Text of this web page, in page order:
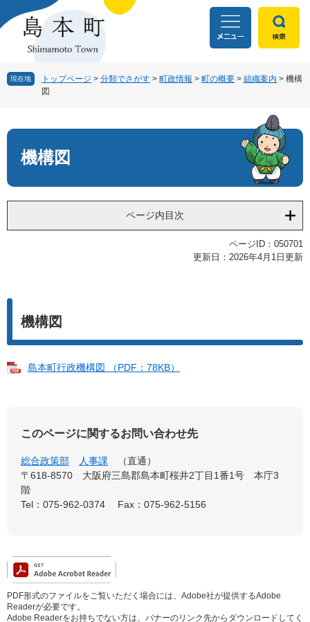
ー
ニ
本
現在地 トップページ > 分類でさがす > 町政情報 > 町の概要 > 組織案内 > 機構
図
文
機構図
ページ内目次
ページID：050701
更新日：2026年4月1日更新
機構図
島本町行政機構図 （PDF：78KB）
このページに関するお問い合わせ先
総合政策部 人事課
直通
〒618-8570 大阪府三島郡島本町桜井2丁目1番1号 本庁3
階
Tel：075-962-0374
Fax：075-962-5156
PDF形式のファイルをご覧いただく場合には、Adobe社が提供するAdobe
Readerが必要です。
Adobe Readerをお持ちでない方は、バナーのリンク先からダウンロードしてく